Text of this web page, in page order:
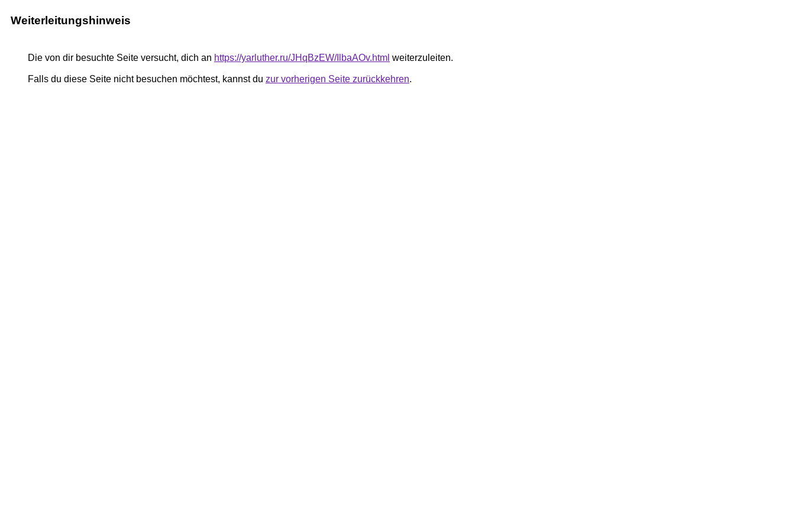
Weiterleitungshinweis
Die von dir besuchte Seite versucht, dich an https://yarluther.ru/JHqBzEW/IlbaAOv.html weiterzuleiten.
Falls du diese Seite nicht besuchen möchtest, kannst du zur vorherigen Seite zurückkehren.